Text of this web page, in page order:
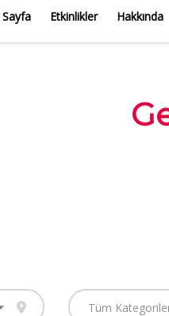
Etkinlikler Hakkında
Tüm